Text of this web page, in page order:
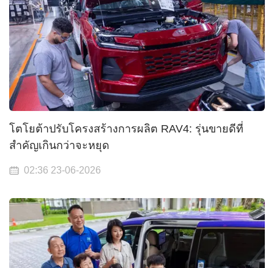
โตโยต้าปรับโครงสร้างการผลิต RAV4: รุ่นขายดีที่
สำคัญเกินกว่าจะหยุด
02:36 23-06-2026